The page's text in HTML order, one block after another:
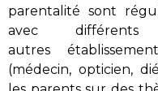
parentalité sont
avec
autres
(médecin, opticien,